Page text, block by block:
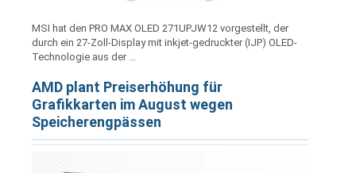
MSI hat den PRO MAX OLED 271UPJW12 vorgestellt, der
durch ein 27-Zoll-Display mit inkjet-gedruckter (IJP) OLED-
Technologie aus der ...
AMD plant Preiserhöhung für
Grafikkarten im August wegen
Speicherengpässen